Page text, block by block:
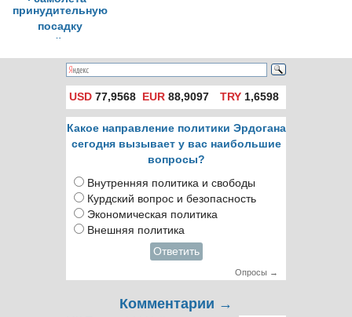
принудительную
посадку
сирийского
самолета
USD 77,9568 EUR 88,9097 TRY1,6598
Какое направление политики Эрдогана
сегодня вызывает у вас наибольшие
вопросы?
Внутренняя политика и свободы
Курдский вопрос и безопасность
Экономическая политика
Внешняя политика
Ответить
Опросы →
Комментарии →